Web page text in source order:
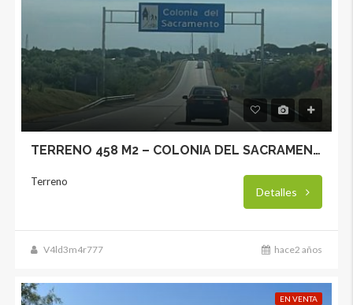
TERRENO 458 M2 – COLONIA DEL SACRAMENTO
Terreno
Detalles
V4ld3m4r777 hace2 años
EN VENTA